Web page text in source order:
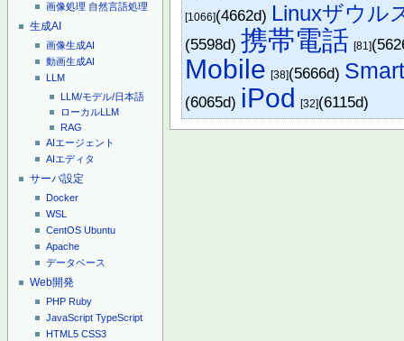
画像処理 自然言語処理
生成AI
画像生成AI
動画生成AI
LLM
LLM/モデル/日本語
ローカルLLM
RAG
AIエージェント
AIエディタ
サーバ設定
Docker
WSL
CentOS Ubuntu
Apache
データベース
Web開発
PHP Ruby
JavaScript TypeScript
HTML5 CSS3
[1066](4662d) Linuxザウル
(5598d)携帯電話 [81]
Mobile [38](5666d)
(6065d) iPod [32](6115d)